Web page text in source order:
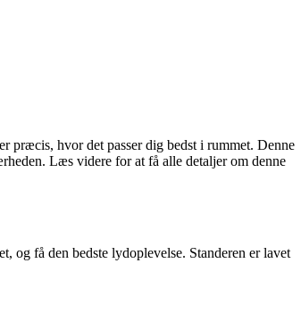
præcis, hvor det passer dig bedst i rummet. Denne
Læs videre for at få alle detaljer om denne
og få den bedste lydoplevelse. Standeren er lavet